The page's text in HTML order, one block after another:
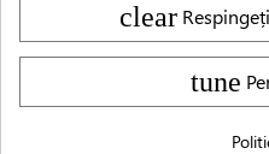
Copyright ©
Logo-ul și denumirea
Stat pentru Invenții și
clear
tune